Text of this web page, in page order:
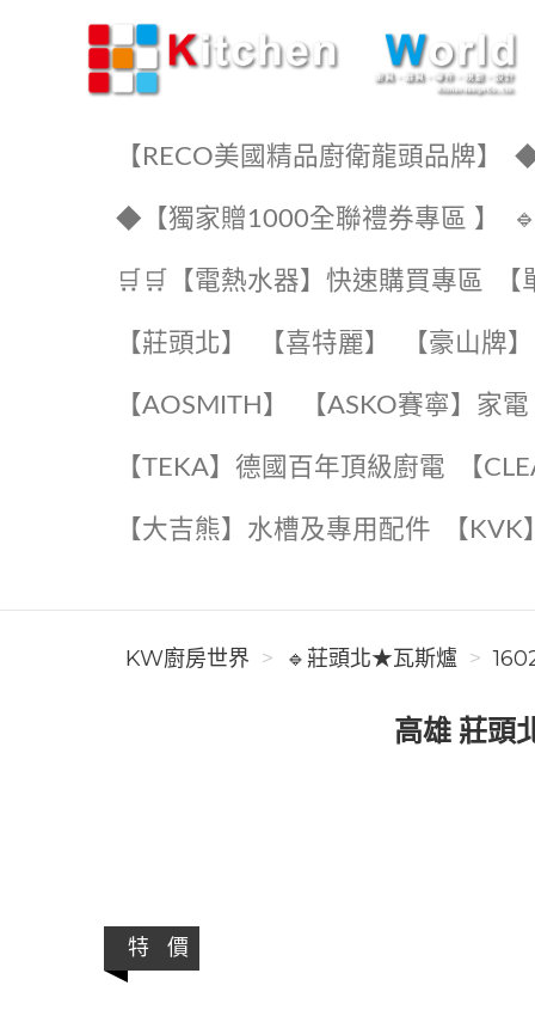
【RECO美國精品廚衛龍頭品牌】 ◆
◆【獨家贈1000全聯禮券專區 】
🛒🛒【電熱水器】快速購買專區
【莊頭北】 【喜特麗】 【豪山牌】
【AOSMITH】 【ASKO賽寧】家電
️【TEKA】️德國百年頂級廚電 【
【大吉熊】水槽及專用配件 【
KW廚房世界 🔹莊頭北★瓦斯爐
高雄 莊頭
特 價